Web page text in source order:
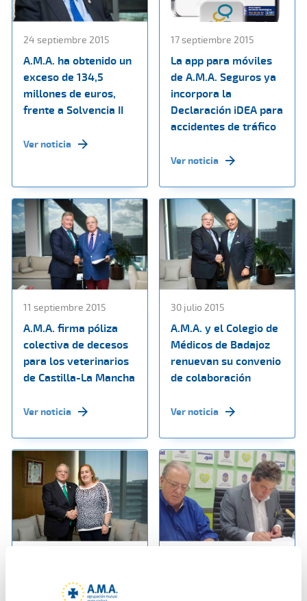
24 septiembre 2015
A.M.A. ha obtenido un
exceso de 134,5
millones de euros,
frente a Solvencia II
Ver noticia
17 septiembre 2015
La app para móviles
de A.M.A. Seguros ya
incorpora la
Declaración iDEA para
accidentes de tráfico
Ver noticia
11 septiembre 2015
A.M.A. firma póliza
colectiva de decesos
para los veterinarios
de Castilla-La Mancha
Ver noticia
30 julio 2015
A.M.A. y el Colegio de
Médicos de Badajoz
renuevan su convenio
de colaboración
Ver noticia
A.M.A. y el Colegio de
Farmacéuticos de